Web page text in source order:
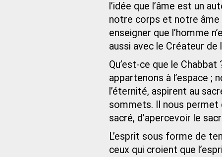
l’idée que l’âme est un
notre corps et notre âme
enseigner que l’homme
aussi avec le Créateur de
Qu’est-ce que le Chabbat
appartenons à l’espace
l’éternité, aspirent au
sommets. Il nous permet
sacré, d’apercevoir le
L’esprit sous forme de
ceux qui croient que